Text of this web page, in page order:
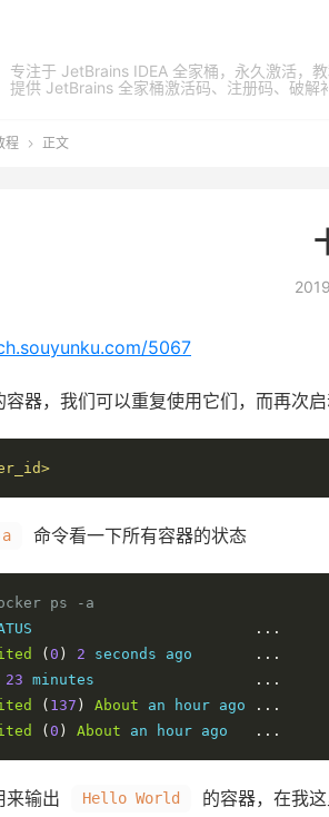
专注于 JetBrains IDEA 全家桶，永久激活，
提供 JetBrains 全家桶激活码、注册码、破解
程  正文
5067
器，我们可以重复使用它们，而再次
命令看一下所有容器的状态
ps -a
STATUS
...
( 0 ) 2 seconds ago
...
23 minutes
...
( 137 ) About an hour ago
...
( 0 ) About an hour ago ...
来输出 Hello World 的容器，在我